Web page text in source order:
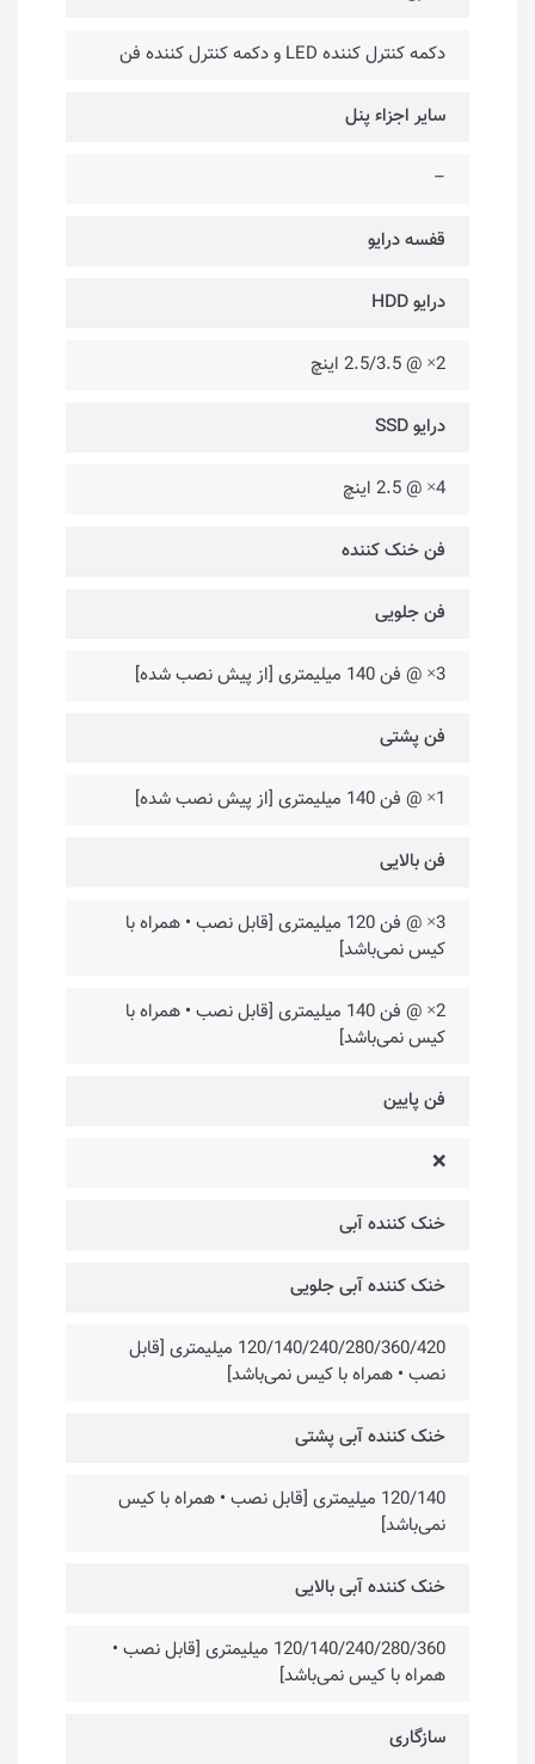
دکمه کنترل کننده LED و دکمه کنترل کننده فن
سایر اجزاء پنل
–
قفسه درایو
درایو HDD
2× @ 2.5/3.5 اینچ
درایو SSD
4× @ 2.5 اینچ
فن خنک کننده
فن جلویی
3× @ فن 140 میلیمتری [از پیش نصب شده]
فن پشتی
1× @ فن 140 میلیمتری [از پیش نصب شده]
فن بالایی
3× @ فن 120 میلیمتری [قابل نصب • همراه با
کیس نمی‌باشد]
2× @ فن 140 میلیمتری [قابل نصب • همراه با
کیس نمی‌باشد]
فن پایین
❌
خنک کننده آبی
خنک کننده آبی جلویی
120/140/240/280/360/420 میلیمتری [قابل
نصب • همراه با کیس نمی‌باشد]
خنک کننده آبی پشتی
120/140 میلیمتری [قابل نصب • همراه با کیس
نمی‌باشد]
خنک کننده آبی بالایی
120/140/240/280/360 میلیمتری [قابل نصب •
همراه با کیس نمی‌باشد]
سازگاری